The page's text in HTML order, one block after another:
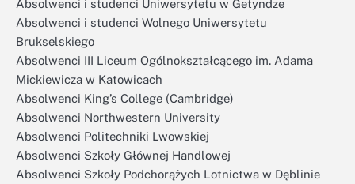
Absolwenci i studenci Uniwersytetu w Getyndze
Absolwenci i studenci Wolnego Uniwersytetu
Brukselskiego
Absolwenci III Liceum Ogólnokształcącego im. Adama
Mickiewicza w Katowicach
Absolwenci King’s College (Cambridge)
Absolwenci Northwestern University
Absolwenci Politechniki Lwowskiej
Absolwenci Szkoły Głównej Handlowej
Absolwenci Szkoły Podchorążych Lotnictwa w Dęblinie